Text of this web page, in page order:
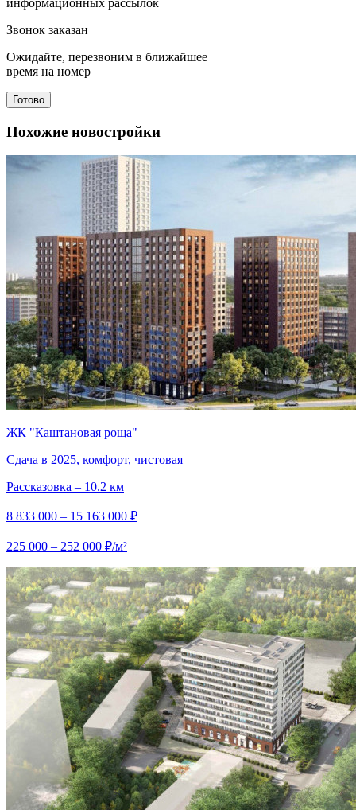
Звонок заказан
Ожидайте, перезвоним в ближайшее
время на номер
Готово
Похожие новостройки
ЖК "Каштановая роща"
Сдача в 2025, комфорт, чистовая
Рассказовка – 10.2 км
8 833 000 – 15 163 000 ₽
225 000 – 252 000 ₽/м²